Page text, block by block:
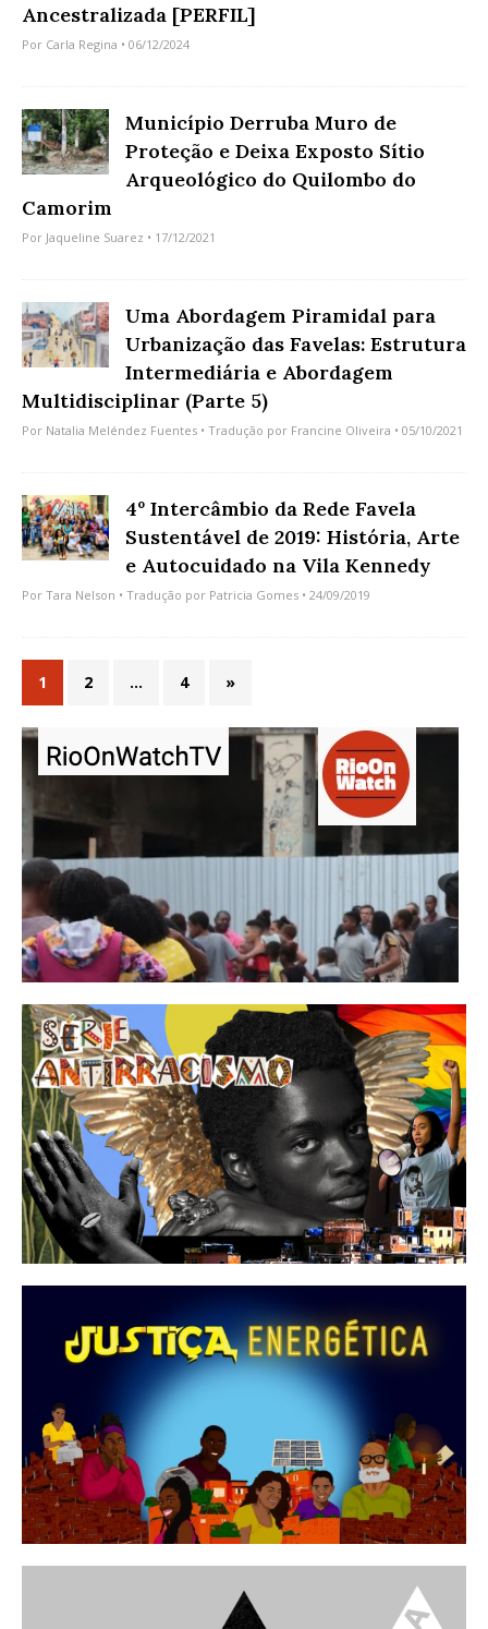
Ancestralizada [PERFIL]
Por Carla Regina • 06/12/2024
Município Derruba Muro de
Proteção e Deixa Exposto Sítio
Arqueológico do Quilombo do
Camorim
Por Jaqueline Suarez • 17/12/2021
Uma Abordagem Piramidal para
Urbanização das Favelas: Estrutura
Intermediária e Abordagem
Multidisciplinar (Parte 5)
Por Natalia Meléndez Fuentes • Tradução por Francine Oliveira • 05/10/2021
4º Intercâmbio da Rede Favela
Sustentável de 2019: História, Arte
e Autocuidado na Vila Kennedy
Por Tara Nelson • Tradução por Patricia Gomes • 24/09/2019
1 2 … 4 »